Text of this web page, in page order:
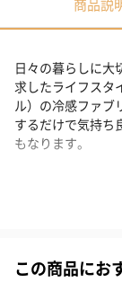
商品説
日々の暮らしに大
求したライフスタ
ル）の冷感ファブ
するだけで気持ち
もなります。
夏場に嬉しい
この商品にお